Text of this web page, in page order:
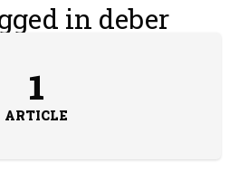
in deber
1
ARTICLE